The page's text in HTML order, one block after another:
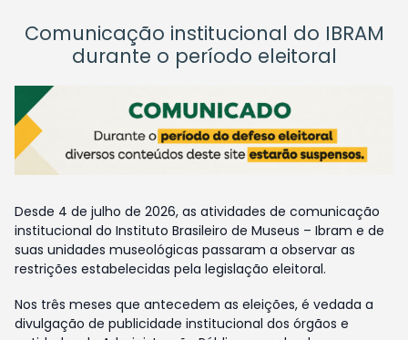
Comunicação institucional do IBRAM
durante o período eleitoral
Desde 4 de julho de 2026, as atividades de comunicação
institucional do Instituto Brasileiro de Museus – Ibram e de
suas unidades museológicas passaram a observar as
restrições estabelecidas pela legislação eleitoral.
Nos três meses que antecedem as eleições, é vedada a
divulgação de publicidade institucional dos órgãos e